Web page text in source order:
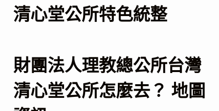
清心堂公所特色統整
財團法人理教總公所台灣
清心堂公所怎麼去？ 地圖